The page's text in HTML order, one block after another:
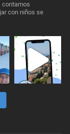
contamos
con niños se